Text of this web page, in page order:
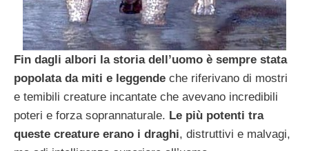
Fin dagli albori la storia dell’uomo è sempre stata
popolata da miti e leggende che riferivano di mostri
e temibili creature incantate che avevano incredibili
poteri e forza soprannaturale. Le più potenti tra
queste creature erano i draghi, distruttivi e malvagi,